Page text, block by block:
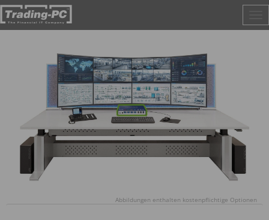
Abbildungen enthalten kostenpflichtige Optionen